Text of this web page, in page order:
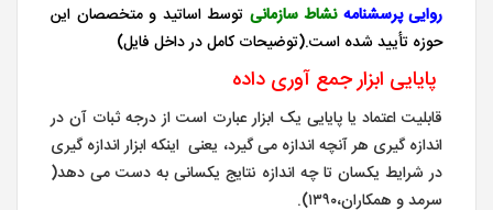
روایی پرسشنامهنشاط سازمانی توسط اساتید و متخصصان این
حوزه تأیید شده است.(توضیحات کامل در داخل فایل)
پایایی ابزار جمع آوری داده
قابلیت اعتماد یا پایایی یک ابزار عبارت است از درجه ثبات آن در
اندازه گیری هر آنچه اندازه می گیرد، یعنی اینکه ابزار اندازه گیری
در شرایط یکسان تا چه اندازه نتایج یکسانی به دست می دهد(
سرمد و همکاران،۱۳۹۰).